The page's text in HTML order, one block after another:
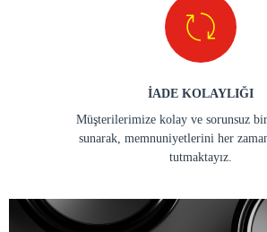
İADE KOLAYLIĞI
Müşterilerimize kolay ve sorunsuz
sunarak, memnuniyetlerini her
tutmaktayız.